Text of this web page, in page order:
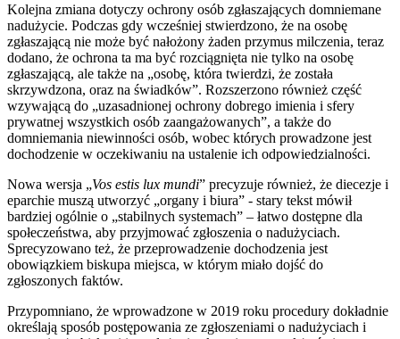
Kolejna zmiana dotyczy ochrony osób zgłaszających domniemane
nadużycie. Podczas gdy wcześniej stwierdzono, że na osobę
zgłaszającą nie może być nałożony żaden przymus milczenia, teraz
dodano, że ochrona ta ma być rozciągnięta nie tylko na osobę
zgłaszającą, ale także na „osobę, która twierdzi, że została
skrzywdzona, oraz na świadków”. Rozszerzono również część
wzywającą do „uzasadnionej ochrony dobrego imienia i sfery
prywatnej wszystkich osób zaangażowanych”, a także do
domniemania niewinności osób, wobec których prowadzone jest
dochodzenie w oczekiwaniu na ustalenie ich odpowiedzialności.
Nowa wersja „Vos estis lux mundi” precyzuje również, że diecezje i
eparchie muszą utworzyć „organy i biura” - stary tekst mówił
bardziej ogólnie o „stabilnych systemach” – łatwo dostępne dla
społeczeństwa, aby przyjmować zgłoszenia o nadużyciach.
Sprecyzowano też, że przeprowadzenie dochodzenia jest
obowiązkiem biskupa miejsca, w którym miało dojść do
zgłoszonych faktów.
Przypomniano, że wprowadzone w 2019 roku procedury dokładnie
określają sposób postępowania ze zgłoszeniami o nadużyciach i